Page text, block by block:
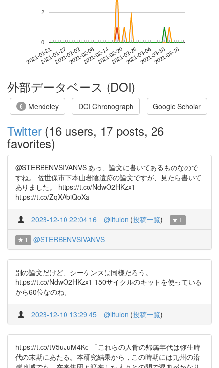
2021-01-212021-01-272021-02-022021-02-082021-02-142021-02-202021-02-262021-03-042021-03-102021-03-16
0
2
外部データベース (DOI)
6 Mendeley DOI Chronograph Google Scholar
Twitter (16 users, 17 posts, 26
favorites)
@STERBENVSIVANVS あっ、論文に書いてあるものなので
すね。 佐世保市下本山岩陰遺跡の論文ですが、見たら書いて
ありました。 https://t.co/NdwO2HKzx1
https://t.co/ZqXAbiQoXa
2023-12-10 22:04:16 @litulon (投稿一覧) 1
1 @STERBENVSIVANVS
別の論文だけど、シーケンスは同様だろう。
https://t.co/NdwO2HKzx1 150サイクルのキットを使っている
から60位なのね。
2023-12-10 13:29:45 @litulon (投稿一覧)
https://t.co/tV5uJuM4Kd 「これらの人骨の帰属年代は弥生時
代の末期にあたる。本研究結果から，この時期には九州の沿